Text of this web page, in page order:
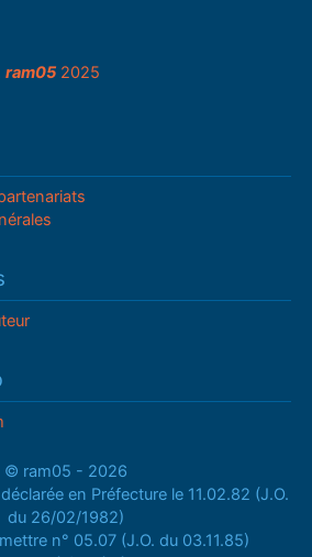
ram05 2025
© ram05 - 2026
en Préfecture le 11.02.82 (J.O.
du 26/02/1982)
n° 05.07 (J.O. du 03.11.85)